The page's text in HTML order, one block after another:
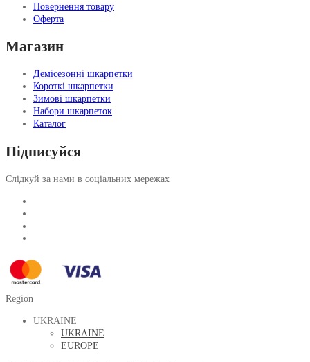
Повернення товару
Оферта
Магазин
Демісезонні шкарпетки
Короткі шкарпетки
Зимові шкарпетки
Набори шкарпеток
Каталог
Підписуйся
Слідкуй за нами в соціальних мережах
Region
UKRAINE
UKRAINE
EUROPE